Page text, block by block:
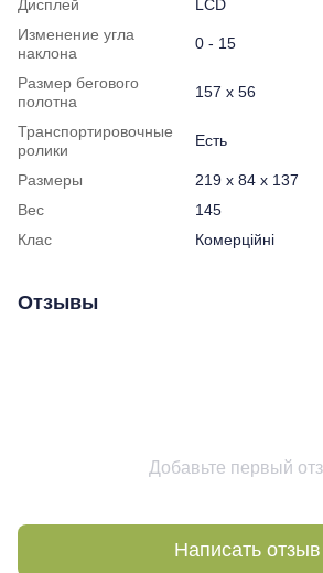
Дисплей
LCD
Изменение угла
наклона
0 - 15
Размер бегового
полотна
157 x 56
Транспортировочные
ролики
Есть
Размеры
219 x 84 x 137
Вес
145
Клас
Комерційні
Отзывы
Добавьте первый
Написать отзыв